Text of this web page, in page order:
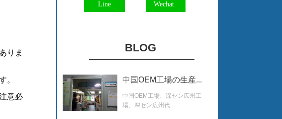
りま
。
意必
BLOG
中国OEM工場の生産...
中国OEM工場、深セン広州工
場、深セン広州代...
Line Wechat